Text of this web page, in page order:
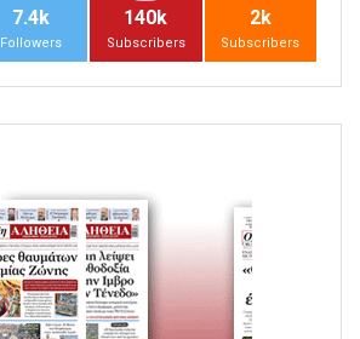
7.4k
Followers
140k
Subscribers
2k
Subscribers